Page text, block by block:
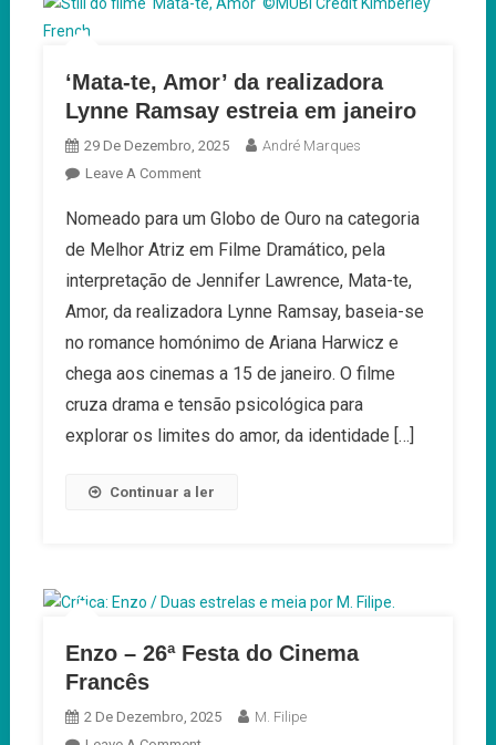
‘Mata-te, Amor’ da realizadora
Lynne Ramsay estreia em janeiro
29 De Dezembro, 2025
André Marques
Leave A CommentOn
Te,
Amor’
Da
Lynne
Ramsay
Estreia
Em
Janeiro
Nomeado para um Globo de Ouro na categoria
de Melhor Atriz em Filme Dramático, pela
interpretação de Jennifer Lawrence, Mata-te,
Amor, da realizadora Lynne Ramsay, baseia-se
no romance homónimo de Ariana Harwicz e
chega aos cinemas a 15 de janeiro. O filme
cruza drama e tensão psicológica para
explorar os limites do amor, da identidade […]
Continuar a ler
Enzo – 26ª Festa do Cinema
Francês
2 De Dezembro, 2025
M. Filipe